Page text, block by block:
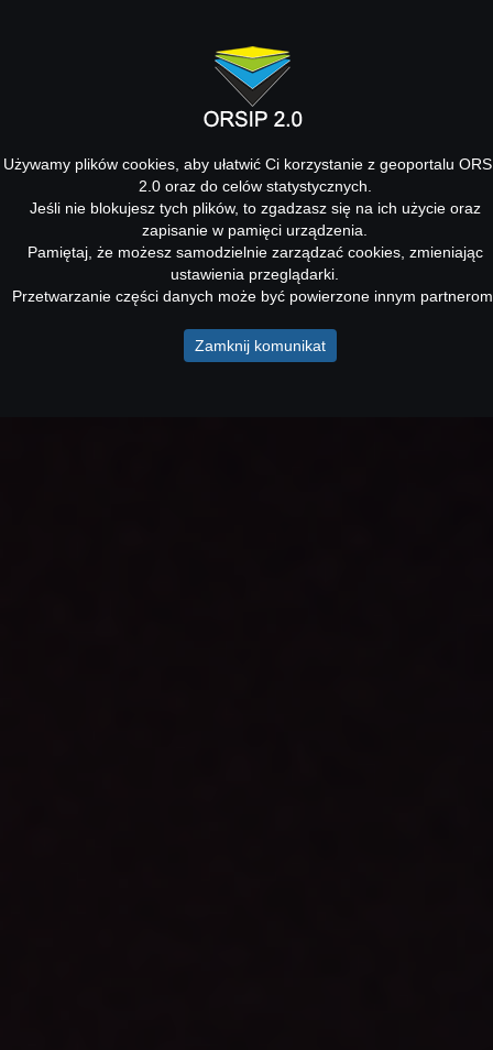
Używamy plików cookies, aby ułatwić Ci korzystanie z geoportalu
2.0 oraz do celów statystycznych.
Jeśli nie blokujesz tych plików, to zgadzasz się na ich użycie oraz
zapisanie w pamięci urządzenia.
Pamiętaj, że możesz samodzielnie zarządzać cookies, zmieniając
ustawienia przeglądarki.
Przetwarzanie części danych może być powierzone innym
Zamknij komunikat